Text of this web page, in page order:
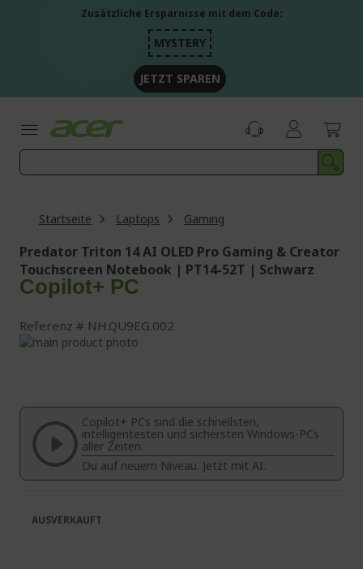
Zusätzliche Ersparnisse mit dem Code:
MYSTERY
JETZT SPAREN
Startseite Laptops Gaming
Predator Triton 14 AI OLED Pro Gaming & Creator
Touchscreen Notebook | PT14-52T | Schwarz
Copilot+ PC
Referenz NH.QU9EG.002
Zum
springen
Bildgalerie
springen
Copilot+ PCs sind die schnellsten,
intelligentesten und sichersten Windows-PCs
aller Zeiten.
Du auf neuem Niveau. Jetzt mit AI.
AUSVERKAUFT